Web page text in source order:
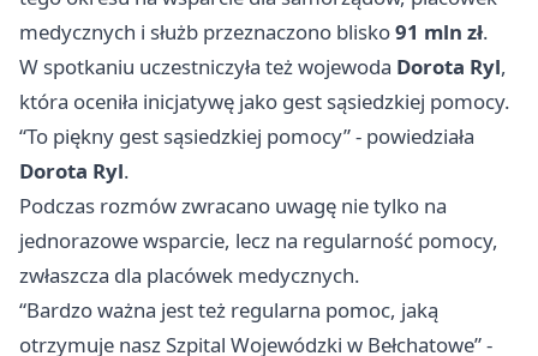
medycznych i służb przeznaczono blisko91 mln zł.
W spotkaniu uczestniczyła też wojewoda Dorota Ryl,
która oceniła inicjatywę jako gest sąsiedzkiej pomocy.
“To piękny gest sąsiedzkiej pomocy” - powiedziała
Dorota Ryl.
Podczas rozmów zwracano uwagę nie tylko na
jednorazowe wsparcie, lecz na regularność pomocy,
zwłaszcza dla placówek medycznych.
“Bardzo ważna jest też regularna pomoc, jaką
otrzymuje nasz Szpital Wojewódzki w Bełchatowe” -